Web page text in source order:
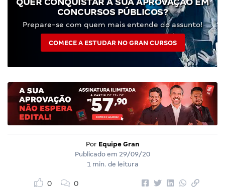
CONCURSOS PÚBLICOS?
Prepare-se com quem mais entende do assunto!
COMECE A ESTUDAR NO GRAN CURSOS
Por Equipe Gran
Publicado em 29/09/20
1 min. de leitura
0 0